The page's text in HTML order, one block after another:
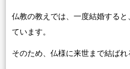
仏教の教えでは、一度結婚する
ています。
そのため、仏様に来世まで結ばれ